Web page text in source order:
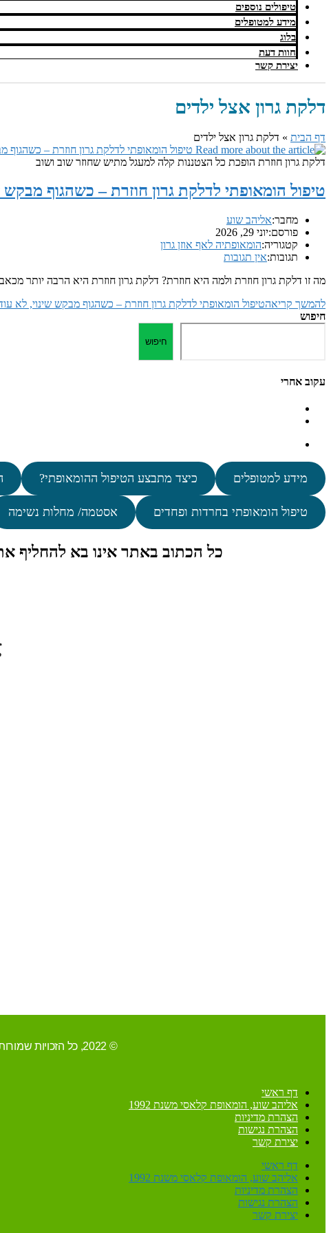
טיפולים נוספים
מידע למטופלים
בלוג
חוות דעת
יצירת קשר
דלקת גרון אצל ילדים
דף הבית » דלקת גרון אצל ילדים
דלקת גרון חוזרת הופכת כל הצטננות קלה למעגל מתיש שחוזר שוב ושוב
טיפול הומאופתי לדלקת גרון חוזרת – כשהגוף מבקש
מחבר:אליהב שוע
פורסם:יוני 29, 2026
קטגוריה:הומאופתיה לאף אוזן גרון
תגובות:אין תגובות
מה זו דלקת גרון חוזרת ולמה היא חוזרת? דלקת גרון חוזרת היא הרבה
להמשך קריאהטיפול הומאופתי לדלקת גרון חוזרת – כשהגוף מבקש שינוי, לא
חיפוש
חיפוש
עקוב אחרי
מידע למטופלים כיצד מתבצע הטיפול ההומאופתי?
טיפול הומאופתי בחרדות ופחדים אסטמה/ מחלות נשימה
כל הכתוב באתר אינו בא להחליף
© 2022, כל הזכויות שמורות ל-אליהב שוע/ קידום ובניית האתר RAVENMEDIA.CO.IL
דף ראשי
אליהב שוע, הומאופת קלאסי משנת 1992
הצהרת מדיניות
הצהרת נגישות
יצירת קשר
דף ראשי
אליהב שוע, הומאופת קלאסי משנת 1992
הצהרת מדיניות
הצהרת נגישות
יצירת קשר